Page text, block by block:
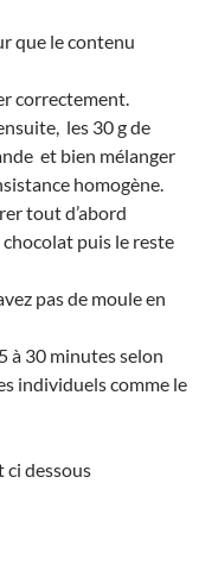
que le contenu
correctement.
les 30 g de
et bien mélanger
homogène.
tout d’abord
puis le reste
pas de moule en
à 30 minutes selon
individuels comme le
ci dessous